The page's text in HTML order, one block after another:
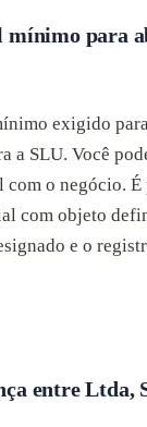
mínimo para
exigido
a SLU. Você
o negócio. É
com objeto
e o
entre Ltda,